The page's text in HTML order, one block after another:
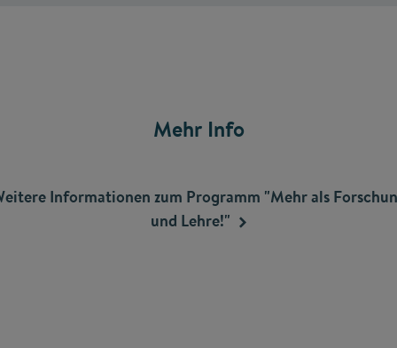
Mehr Info
Informationen zum Programm "Mehr als
und Lehre!"